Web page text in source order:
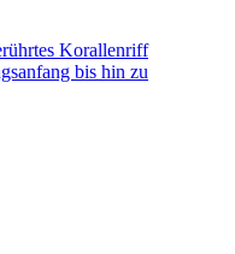
Korallenriff
bis hin zu